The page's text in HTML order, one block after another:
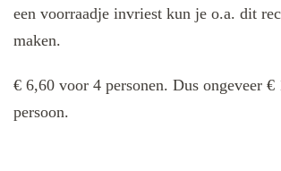
een voorraadje invriest kun je o.a. dit
maken.
€ 6,60 voor 4 personen. Dus ongeveer €
persoon.